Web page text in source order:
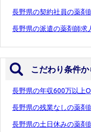
長野県の契約社員の薬剤
長野県の派遣の薬剤師求
こだわり条件
長野県の年収600万以上
長野県の残業なしの薬剤
長野県の土日休みの薬剤